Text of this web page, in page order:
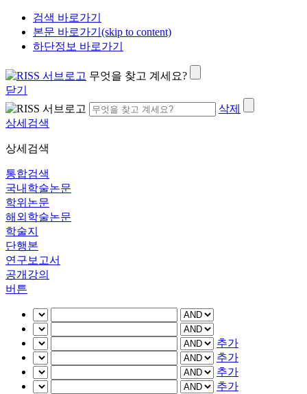
검색 바로가기
본문 바로가기(skip to content)
하단정보 바로가기
무엇을 찾고 계세요?
닫기
삭제
상세검색
상세검색
통합검색
국내학술논문
학위논문
해외학술논문
학술지
단행본
연구보고서
공개강의
버튼
추가
추가
추가
추가